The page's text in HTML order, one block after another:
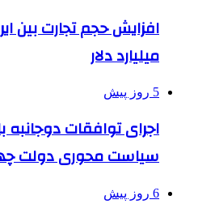
میلیارد دلار
5 روز پیش
اجرای توافقات دوجانبه
سیاست محوری دولت
6 روز پیش